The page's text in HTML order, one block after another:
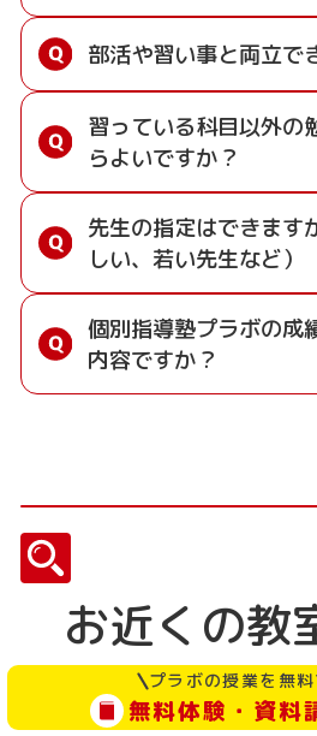
料が減額されています
2. 先生変更制度
もしも先生との相性が
ことが可能です。
3. 自信があるから全額返
指導にご納得いただけ
後4回目の授業を受け
キャンセルされた場合
す。
テスト範囲や進度に合わ
策を進めることが可能で
特にテスト前には以下の
• 学校別・テスト範囲別
去の出題傾向を分析し
問題を重点的に演習し
• 「5教科対応」のテスト
英語・数学はもちろん
科・社会などの科目も
追加受講が可能です。
• 自習室の活用： テスト
できない」という生徒
のワークや課題を終わ
す。詳しい内容は各教室
い。
学校の授業の予習や宿題
に、自習室や空きブース
す。
テスト直前は生徒で満席
中できる雰囲気だから勉
す。また、自習中も先生
らないところをそのまま
す。
部活や習い事と両立で
個別指導塾プラボ平成校
んで通塾できるため、部
立できます。
また、授業がない日でも
るため、忙しい中でも効
習っている科目以外の
らよいですか？
「勉強のやり方」も指導
だ、「なかなか1人ででき
お子様のために、テスト
映像授業をご用意してお
先生の指定はできます
しい、若い先生など）
可能な限り配慮させてい
導を受けてみたら「この
うことも多いです。まず
性が合わなければ学期ご
個別指導塾プラボの成
内容ですか？
万一、目標点数に達成で
後の1学期間の授業料を無
※英語は保証対象教科で
※その他例外規定がござ
お近くの教
プラボの授業を無
無料体験・資料